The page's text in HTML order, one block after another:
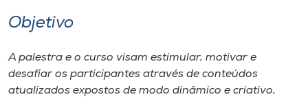
CPA
Biblioteca
Objetivo
A palestra e o curso visam estimular, motivar e
desafiar os participantes através de conteúdos
atualizados expostos de modo dinâmico e criativo,